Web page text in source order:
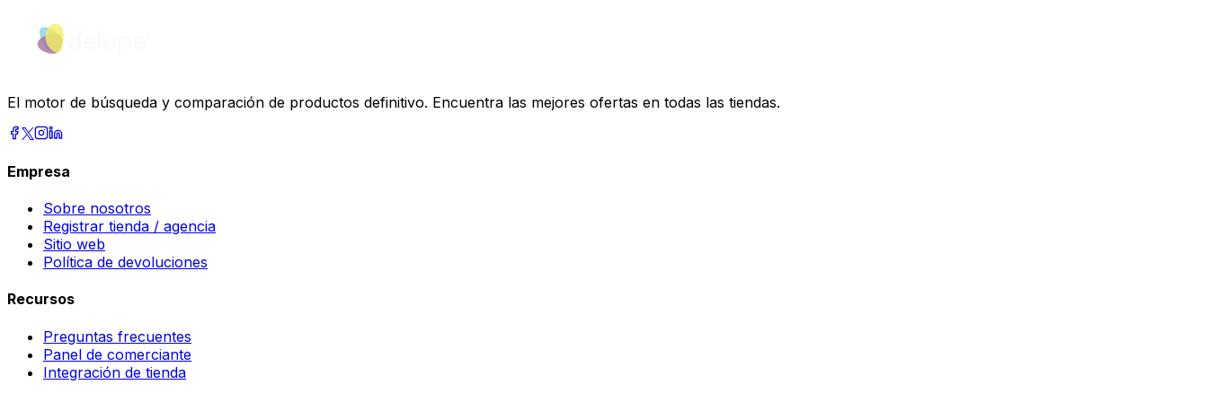
El motor de búsqueda y comparación de productos definitivo. Encuentra las mejores ofertas en todas las tiendas.
Empresa
Sobre nosotros
Registrar tienda / agencia
Sitio web
Política de devoluciones
Recursos
Preguntas frecuentes
Panel de comerciante
Integración de tienda